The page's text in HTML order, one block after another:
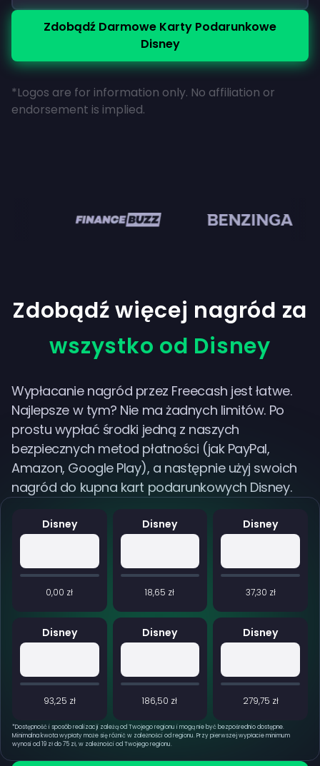
Zdobądź Darmowe Karty Podarunkowe
Disney
*Logos are for information only. No affiliation or
endorsement is implied.
Disney
0,00 zł
Disney
18,65 zł
Disney
37,30 zł
Disney
93,25 zł
Disney
186,50 zł
Disney
279,75 zł
*Dostępność i sposób realizacji zależą od Twojego regionu i mogą nie być bezpośrednio dostępne.
Minimalna kwota wypłaty może się różnić w zależności od regionu. Przy pierwszej wypłacie minimum
wynosi od 19 zł do 75 zł, w zależności od Twojego regionu.
Zdobądź więcej nagród za
wszystko od Disney
Wypłacanie nagród przez Freecash jest łatwe.
Najlepsze w tym? Nie ma żadnych limitów. Po
prostu wypłać środki jedną z naszych
bezpiecznych metod płatności (jak PayPal,
Amazon, Google Play), a następnie użyj swoich
nagród do kupna kart podarunkowych Disney.